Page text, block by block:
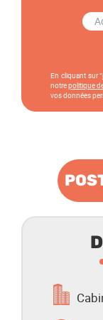
En cliquant sur
notrepolitique
vos données